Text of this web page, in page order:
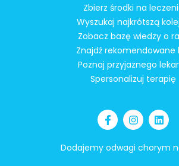
Zbierz środki na
Wyszukaj najkrótszą
Zobacz bazę wiedzy o
Znajdź rekomendowane
Poznaj przyjaznego
Spersonalizuj terapię
Dodajemy odwagi chorym